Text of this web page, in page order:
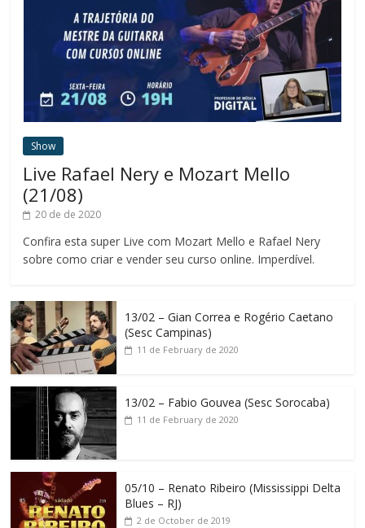
Show
Live Rafael Nery e Mozart Mello
(21/08)
20 de de 2020
Confira esta super Live com Mozart Mello e Rafael Nery
sobre como criar e vender seu curso online. Imperdível.
13/02 – Gian Correa e Rogério Caetano
(Sesc Campinas)
11 de February de 2020
13/02 – Fabio Gouvea (Sesc Sorocaba)
11 de February de 2020
05/10 – Renato Ribeiro (Mississippi Delta
Blues – RJ)
2 de October de 2019